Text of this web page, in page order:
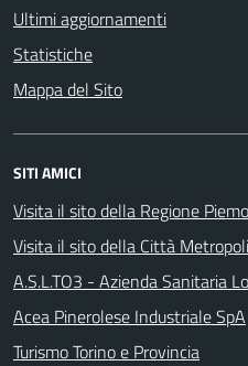
Ultimi aggiornamenti
Statistiche
Mappa del Sito
SITI AMICI
Visita il sito della Regione
Visita il sito della Città
A.S.L.TO3 - Azienda Sanitaria
Acea Pinerolese Industriale SpA
Turismo Torino e Provincia